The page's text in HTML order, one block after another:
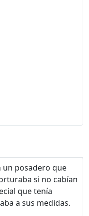
un posadero que
si no cabían
que tenía
a sus medidas.